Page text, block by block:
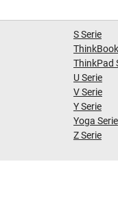
S Serie
ThinkPad
U Serie
V Serie
Y Serie
Yoga Serie
Z Serie